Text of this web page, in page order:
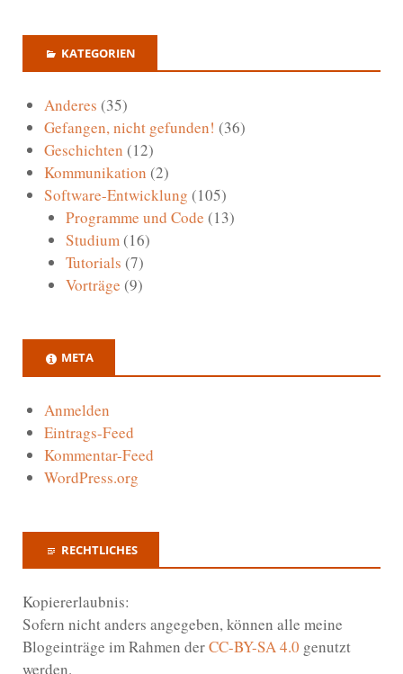
KATEGORIEN
Anderes (35)
Gefangen, nicht gefunden! (36)
Geschichten (12)
Kommunikation (2)
Software-Entwicklung (105)
Programme und Code (13)
Studium(16)
Tutorials (7)
Vorträge (9)
META
Anmelden
Eintrags-Feed
Kommentar-Feed
WordPress.org
RECHTLICHES
Kopiererlaubnis:
Sofern nicht anders angegeben, können alle meine
Blogeinträge im Rahmen derCC-BY-SA 4.0 genutzt
werden.